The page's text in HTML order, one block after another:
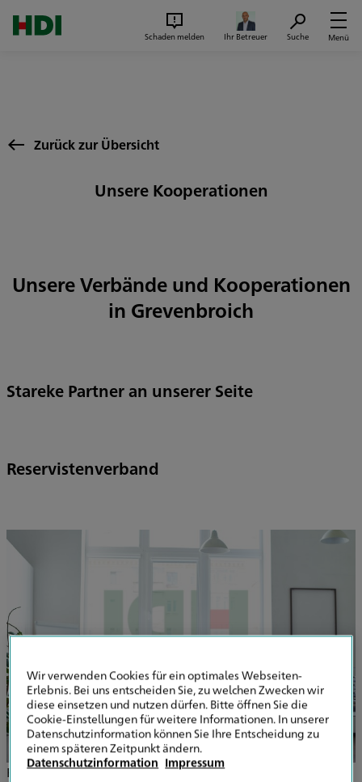
Schaden melden Ihr Betreuer Suche Menü
Zurück zur Übersicht
Unsere Kooperationen
Unsere Verbände und Kooperationen
in Grevenbroich
Stareke Partner an unserer Seite
Reservistenverband
Profitieren Sie jetzt von Ihrenexklusiven Vorteilen als
Wir verwenden Cookies für ein optimales Webseiten-
Erlebnis. Bei uns entscheiden Sie, zu welchen Zwecken wir
diese einsetzen und nutzen dürfen. Bitte öffnen Sie die
Cookie-Einstellungen für weitere Informationen. In unserer
Datenschutzinformation können Sie Ihre Entscheidung zu
einem späteren Zeitpunkt ändern.
Datenschutzinformation Impressum